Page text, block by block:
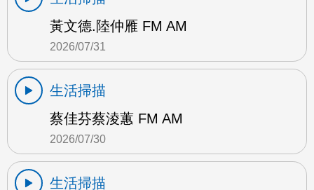
黃文德.陸仲雁 FM AM
2026/07/31
生活掃描
蔡佳芬蔡淩蕙 FM AM
2026/07/30
生活掃描